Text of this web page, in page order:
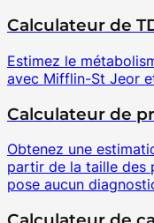
Calculateur de
Estimez le
avec Mifflin-St Jeor
Calculateur de
Obtenez une
partir de la taille des
pose aucun